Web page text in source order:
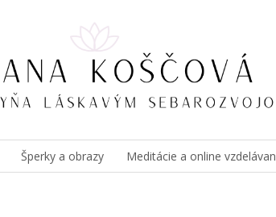
Šperky a obrazy Meditácie a online